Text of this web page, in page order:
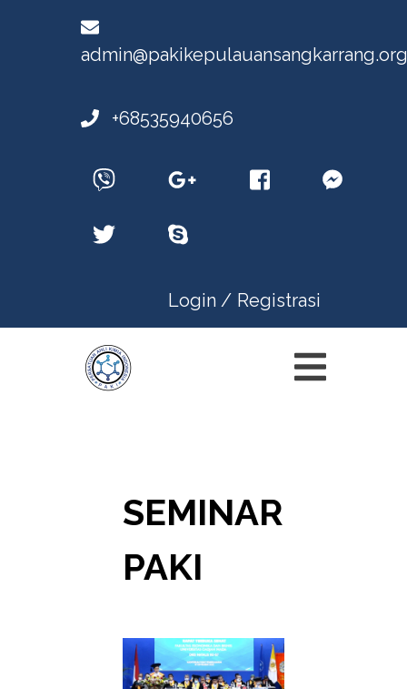
admin@pakikepulauansangkarrang.org
+68535940656
Login / Registrasi
SEMINAR
PAKI